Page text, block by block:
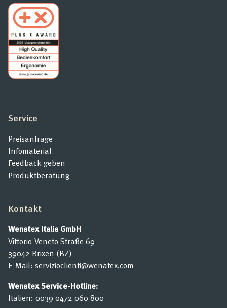
Service
Preisanfrage
Infomaterial
Feedback geben
Produktberatung
Kontakt
Wenatex Italia GmbH
Vittorio-Veneto-Straße 69
39042 Brixen (BZ)
E-Mail: servizioclienti@wenatex.com
Wenatex Service-Hotline:
Italien: 0039 0472 060 800